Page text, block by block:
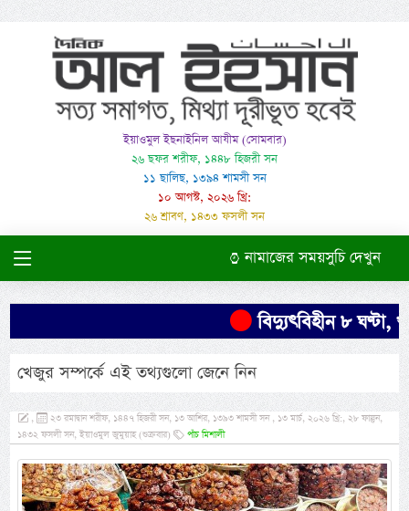
ইয়াওমুল ইছনাইনিল আযীম (সোমবার)
২৬ ছফর শরীফ, ১৪৪৮ হিজরী সন
১১ ছালিছ, ১৩৯৪ শামসী সন
১০ আগস্ট, ২০২৬ খ্রি:
২৬ শ্রাবণ, ১৪৩৩ ফসলী সন
নামাজের সময়সুচি দেখুন
বিদ্যুৎবিহীন ৮ ঘণ্টা,
খেজুর সম্পর্কে এই তথ্যগুলো জেনে নিন
,
২৩ রমাদ্বান শরীফ, ১৪৪৭ হিজরী সন, ১৩ আশির, ১৩৯৩ শামসী সন , ১৩ মার্চ, ২০২৬ খ্রি:, ২৮ ফাল্গুন,
১৪৩২ ফসলী সন, ইয়াওমুল জুমুয়াহ (শুক্রবার)
পাঁচ মিশালী